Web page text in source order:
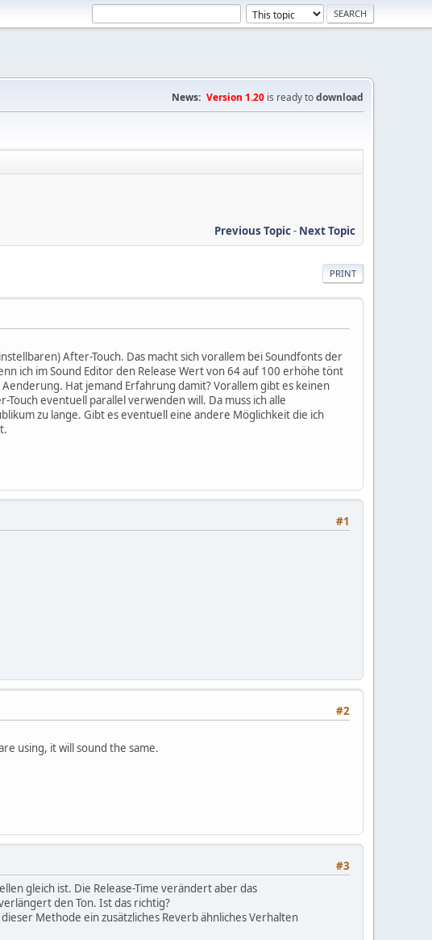
News: Version 1.20 is ready todownload
Previous Topic- Next Topic
PRINT
After-Touch. Das macht sich vorallem bei Soundfonts der
ich im Sound Editor den Release Wert von 64 auf 100 erhöhe tönt
Hat jemand Erfahrung damit? Vorallem gibt es keinen
eventuell parallel verwenden will. Da muss ich alle
zu lange. Gibt es eventuell eine andere Möglichkeit die ich
#1
#2
using, it will sound the same.
#3
gleich ist. Die Release-Time verändert aber das
den Ton. Ist das richtig?
Methode ein zusätzliches Reverb ähnliches Verhalten